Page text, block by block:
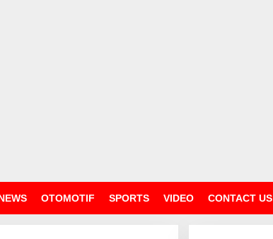
OTOMOTIF SPORTS VIDEO CONTACT US